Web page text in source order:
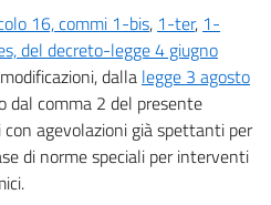
16, commi 1-bis, 1-ter, 1-
del decreto-legge 4 giugno
dalla legge 3 agosto
dal comma 2 del presente
agevolazioni già spettanti per
di norme speciali per interventi